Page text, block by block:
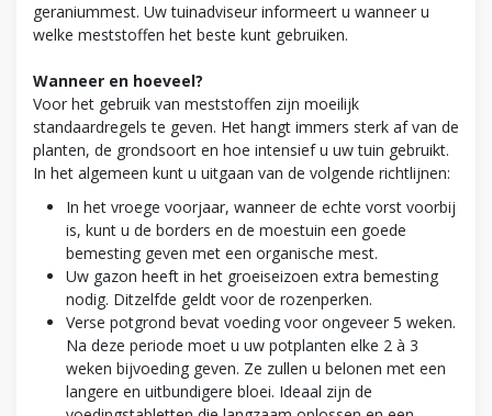
geraniummest. Uw tuinadviseur informeert u wanneer u
welke meststoffen het beste kunt gebruiken.
Wanneer en hoeveel?
Voor het gebruik van meststoffen zijn moeilijk
standaardregels te geven. Het hangt immers sterk af van de
planten, de grondsoort en hoe intensief u uw tuin gebruikt.
In het algemeen kunt u uitgaan van de volgende richtlijnen:
In het vroege voorjaar, wanneer de echte vorst voorbij
is, kunt u de borders en de moestuin een goede
bemesting geven met een organische mest.
Uw gazon heeft in het groeiseizoen extra bemesting
nodig. Ditzelfde geldt voor de rozenperken.
Verse potgrond bevat voeding voor ongeveer 5 weken.
Na deze periode moet u uw potplanten elke 2 à 3
weken bijvoeding geven. Ze zullen u belonen met een
langere en uitbundigere bloei. Ideaal zijn de